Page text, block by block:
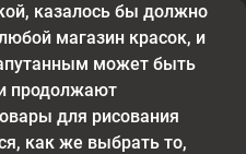
казалось бы должно
магазин красок, и
может быть
продолжают
для рисования
как же выбрать то,